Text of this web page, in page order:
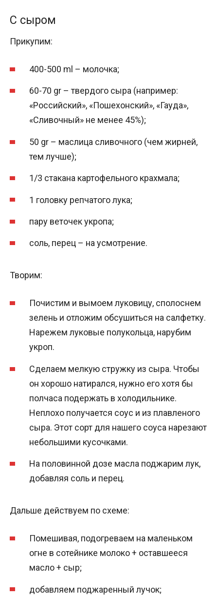
С сыром
Прикупим:
400-500 ml – молочка;
60-70 gr – твердого сыра (например:
«Российский», «Пошехонский», «Гауда»,
«Сливочный» не менее 45%);
50 gr – маслица сливочного (чем жирней,
тем лучше);
1/3 стакана картофельного крахмала;
1 головку репчатого лука;
пару веточек укропа;
соль, перец – на усмотрение.
Творим:
Почистим и вымоем луковицу, сполоснем
зелень и отложим обсушиться на салфетку.
Нарежем луковые полукольца, нарубим
укроп.
Сделаем мелкую стружку из сыра. Чтобы
он хорошо натирался, нужно его хотя бы
полчаса подержать в холодильнике.
Неплохо получается соус и из плавленого
сыра. Этот сорт для нашего соуса нарезают
небольшими кусочками.
На половинной дозе масла поджарим лук,
добавляя соль и перец.
Дальше действуем по схеме:
Помешивая, подогреваем на маленьком
огне в сотейнике молоко + оставшееся
масло + сыр;
добавляем поджаренный лучок;